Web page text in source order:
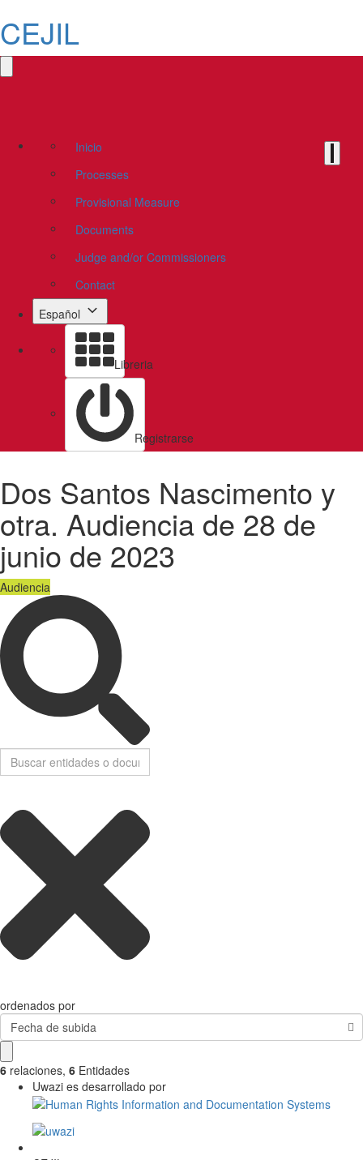
CEJIL
Inicio
Processes
Provisional Measure
Documents
Judge and/or Commissioners
Contact
Español
Libreria
Registrarse
Dos Santos Nascimento y
otra. Audiencia de 28 de
junio de 2023
Audiencia
ordenados por
Fecha de subida
6 relaciones, 6 Entidades
Uwazi es desarrollado por